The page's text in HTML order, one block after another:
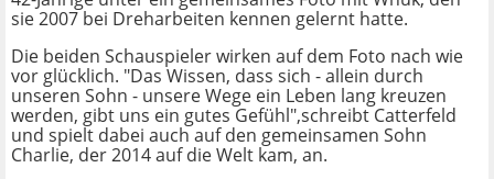
sie 2007 bei Dreharbeiten kennen gelernt hatte.
Die beiden Schauspieler wirken auf dem Foto nach wie
vor glücklich. "Das Wissen, dass sich - allein durch
unseren Sohn - unsere Wege ein Leben lang kreuzen
werden, gibt uns ein gutes Gefühl",schreibt Catterfeld
und spielt dabei auch auf den gemeinsamen Sohn
Charlie, der 2014 auf die Welt kam, an.